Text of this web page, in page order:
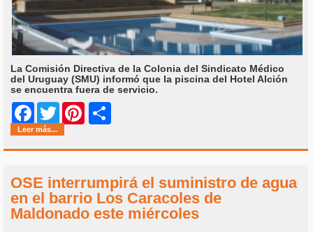
La Comisión Directiva de la Colonia del Sindicato Médico
del Uruguay (SMU) informó que la piscina del Hotel Alción
se encuentra fuera de servicio.
Facebook
Twitter Pinterest
Leer más...
OSE interrumpirá el suministro de agua
en el barrio Los Caracoles de
Maldonado este miércoles